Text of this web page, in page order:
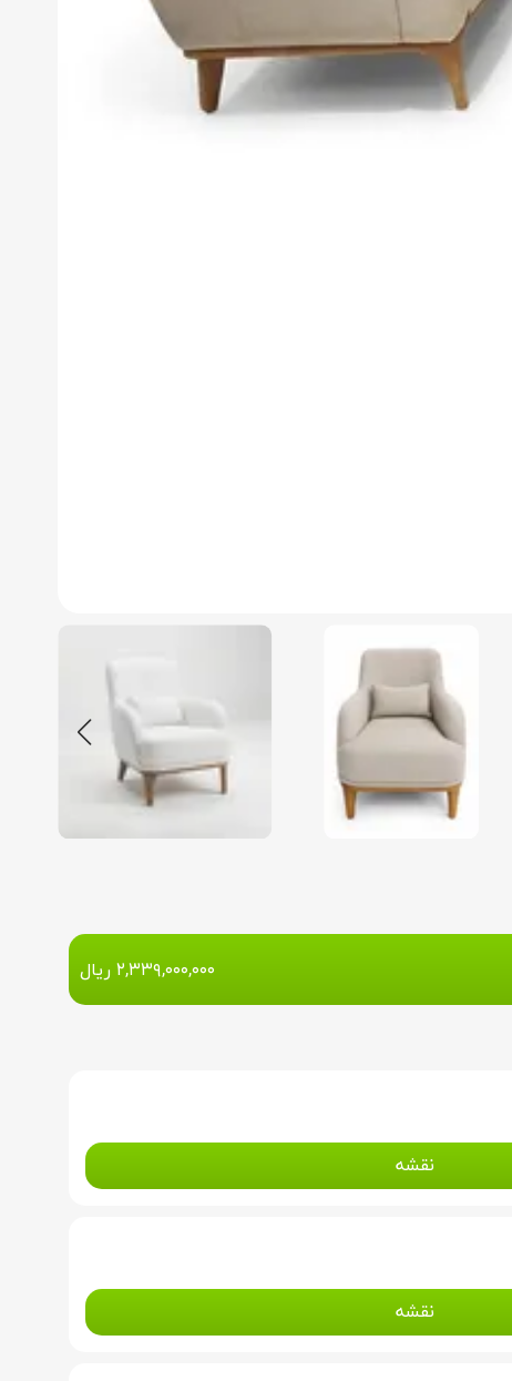
۲,۳۳۹,۰۰۰,۰۰۰ ریال
نقشه
نقشه